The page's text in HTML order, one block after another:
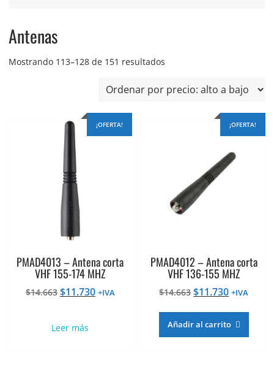
Antenas
Mostrando 113–128 de 151 resultadosOrdenado
precio:
¡OFERTA!
PMAD4013 – Antena corta
VHF 155-174 MHZ
$14.663 El
era:
$11.730El+IVA
Leer más
¡OFERTA!
PMAD4012 – Antena corta
VHF 136-155 MHZ
$14.663El
original
era:
$11.730El
actual
es:
+IVA
Añadir al carrito